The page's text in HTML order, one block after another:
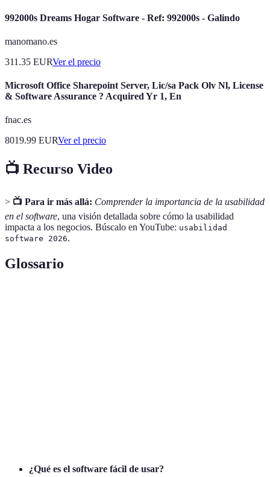
992000s Dreams Hogar Software - Ref: 992000s - Galindo
manomano.es
311.35 EURVer el precio
Microsoft Office Sharepoint Server, Lic/sa Pack Olv Nl, License
& Software Assurance ? Acquired Yr 1, En
fnac.es
8019.99 EURVer el precio
📺 Recurso Video
> 📺 Para ir más allá: Comprender la importancia de la usabilidad
en el software, una visión detallada sobre cómo la usabilidad
impacta a los negocios. Búscalo en YouTube: usabilidad
software 2026.
Glossario
¿Qué es el software fácil de usar?